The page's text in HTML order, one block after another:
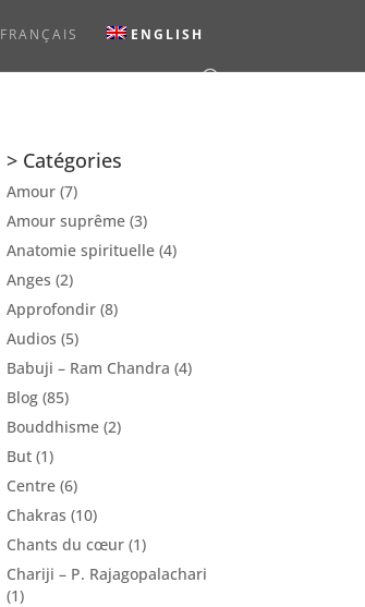
FRANÇAIS ENGLISH
> Catégories
Amour (7)
Amour suprême (3)
Anatomie spirituelle (4)
Anges (2)
Approfondir (8)
Audios (5)
Babuji – Ram Chandra (4)
Blog (85)
Bouddhisme (2)
But (1)
Centre (6)
Chakras (10)
Chants du cœur (1)
Chariji – P. Rajagopalachari
(1)